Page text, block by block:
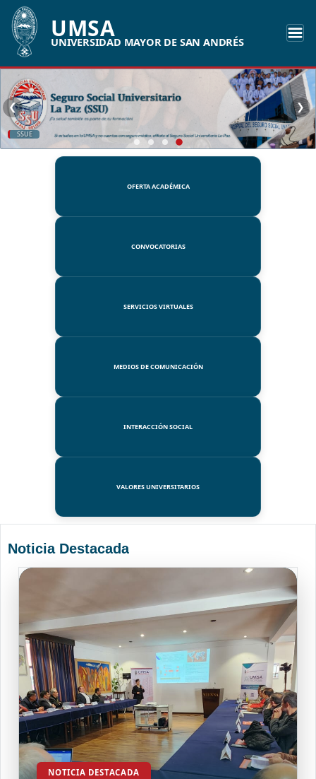
UMSA
UNIVERSIDAD MAYOR DE SAN ANDRÉS
SSUE
❮ ❯
OFERTA ACADÉMICA
CONVOCATORIAS
SERVICIOS VIRTUALES
MEDIOS DE COMUNICACIÓN
INTERACCIÓN SOCIAL
VALORES UNIVERSITARIOS
Noticia Destacada
NOTICIA DESTACADA